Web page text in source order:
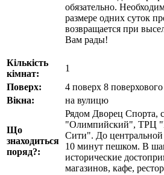
обязательно.
размере одних суток
возвращается при
Вам рады!
Кількість
кімнат:
1
Поверх:
4 поверх 8
Вікна:
на вулицю
Що
знаходиться
поряд?:
Рядом Дворец Спорта,
"Олимпийский", ТРЦ
Сити". До
10 минут пешком. В
исторические
магазинов, кафе,